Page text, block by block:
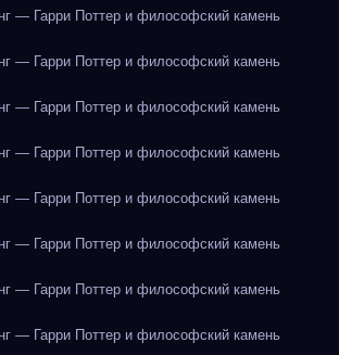
— Гарри Поттер и философский камень
— Гарри Поттер и философский камень
— Гарри Поттер и философский камень
— Гарри Поттер и философский камень
— Гарри Поттер и философский камень
— Гарри Поттер и философский камень
— Гарри Поттер и философский камень
— Гарри Поттер и философский камень